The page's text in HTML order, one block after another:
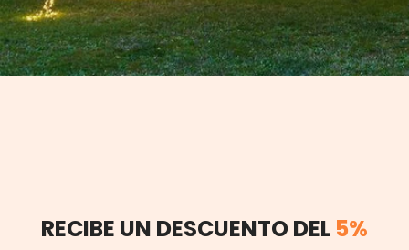
RECIBE UN DESCUENTO DEL 5%